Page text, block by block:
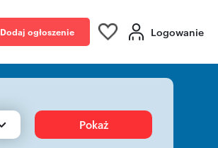
Dodaj ogłoszenie Logowanie
Pokaż